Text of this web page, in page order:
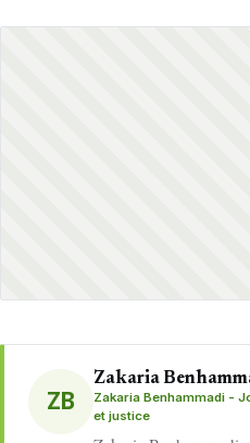
ZB
Zakaria
Zakaria Benhammadi -
et justice